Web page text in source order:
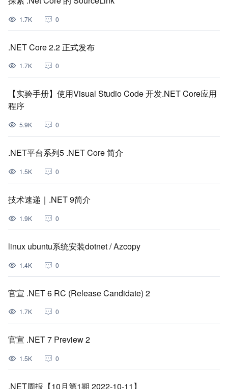
1.7K 0
.NET Core 2.2 正式发布
1.7K 0
【实验手册】使用Visual Studio Code 开发.NET Core应用
程序
5.9K 0
.NET平台系列5 .NET Core 简介
1.5K 0
技术速递｜.NET 9简介
1.9K 0
linux ubuntu系统安装dotnet / Azcopy
1.4K 0
官宣 .NET 6 RC (Release Candidate) 2
1.7K 0
官宣 .NET 7 Preview 2
1.5K 0
.NET周报【10月第1期 2022-10-11】